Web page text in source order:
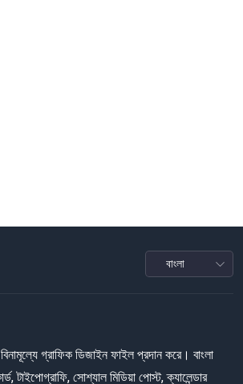
গ্রাফিক ডিজাইন ফাইল প্রদান করে। বাংলা
টাইপোগ্রাফি, সোশ্যাল মিডিয়া পোস্ট, ক্যালেন্ডার